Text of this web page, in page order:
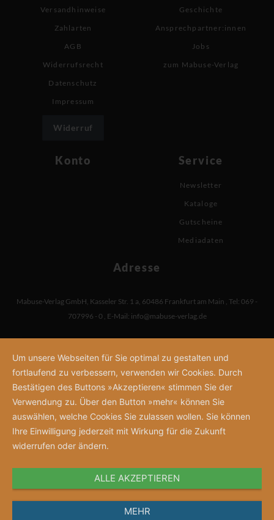
Versandhinweise
Zahlarten
AGB
Widerrufsrecht
Datenschutz
Impressum
Widerruf
Geschichte
Ansprechpartner:innen
Jobs
zum Mabuse-Verlag
Konto Service
Newsletter
Kataloge
Gutscheine
Mediadaten
Adresse
Mabuse-Verlag GmbH Kasseler Str. 1 a 60486 Frankfurt am Main Tel: 069 -
707996 - 0 E-Mail: info@mabuse-verlag.de
Um unsere Webseiten für Sie optimal zu gestalten und
fortlaufend zu verbessern, verwenden wir Cookies. Durch
Bestätigen des Buttons »Akzeptieren« stimmen Sie der
Verwendung zu. Über den Button »mehr« können Sie
auswählen, welche Cookies Sie zulassen wollen. Sie können
Ihre Einwilligung jederzeit mit Wirkung für die Zukunft
widerrufen oder ändern.
ALLE AKZEPTIEREN
MEHR